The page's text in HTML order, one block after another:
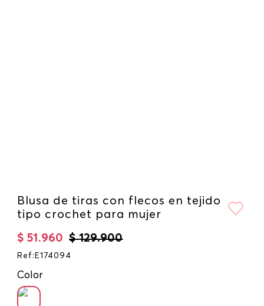
Blusa de tiras con flecos en tejido
tipo crochet para mujer
$ 129.900
$ 51 .960
Ref : E174094
Color